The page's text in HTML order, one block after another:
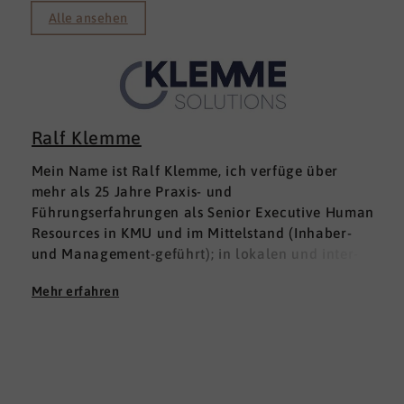
Alle ansehen
Ralf Klemme
Mein Name ist Ralf Klemme, ich verfüge über
mehr als 25 Jahre Praxis- und
Führungserfahrungen als Senior Executive Human
Resources in KMU und im Mittelstand (Inhaber-
und Management-geführt); in lokalen und inter­
Erfahrungen fußen auf der Grundlage einer
Mehr erfahren